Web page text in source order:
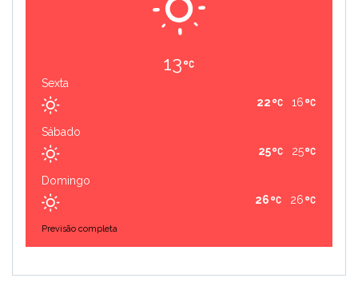
13
Sexta
16
22
Sábado
25
25
Domingo
26
26
Previsão completa